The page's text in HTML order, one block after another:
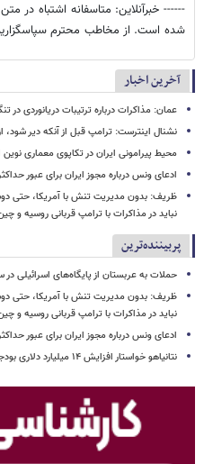
------ خبرآنلاين: متاسفانه اشتباه در
شده است. از مخاطب محترم
آخرین اخبار
عمان: مذاکرات درباره ترتیبات دریانوردی
نشنال اینترست: ترامپ قبل از آنکه دیر
محیط پیرامونی ایران در تکاپوی معماری نوین
ادعای ونس درباره مجوز ایران برای عبور
ظریف: بدون مدیریت تنش با آمریکا، حتی
نباید در مذاکرات با ترامپ قربانی روسیه و
پربیننده‌ترین
حملات به عربستان از پایگاه‌های اسرائیلی
ظریف: بدون مدیریت تنش با آمریکا، حتی
نباید در مذاکرات با ترامپ قربانی روسیه و
ادعای ونس درباره مجوز ایران برای عبور
نتانیاهو خواستار افزایش ۱۴ میلیارد دلاری بودجه نظامی اسرائیل شد